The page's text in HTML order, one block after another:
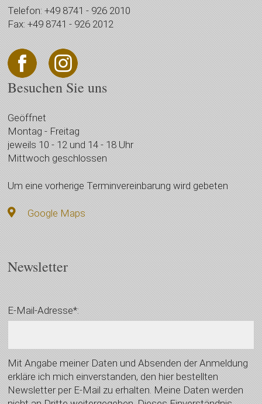
Telefon: +49 8741 - 926 2010
Fax: +49 8741 - 926 2012
Besuchen Sie uns
Geöffnet
Montag - Freitag
jeweils 10 - 12 und 14 - 18 Uhr
Mittwoch geschlossen
Um eine vorherige Terminvereinbarung wird gebeten
Google Maps
Newsletter
E-Mail-Adresse*:
Mit Angabe meiner Daten und Absenden der Anmeldung
erkläre ich mich einverstanden, den hier bestellten
Newsletter per E-Mail zu erhalten. Meine Daten werden